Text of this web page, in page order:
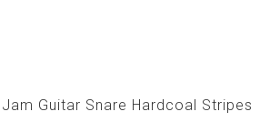
Guitar Snare Hardcoal Stripes